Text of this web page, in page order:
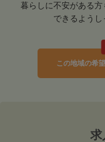
暮らしに不安がある
できるようし
この地域の希
求